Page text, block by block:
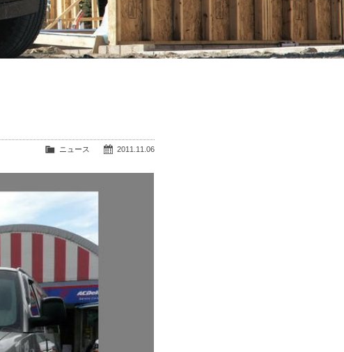
2011.11.06
ニュース